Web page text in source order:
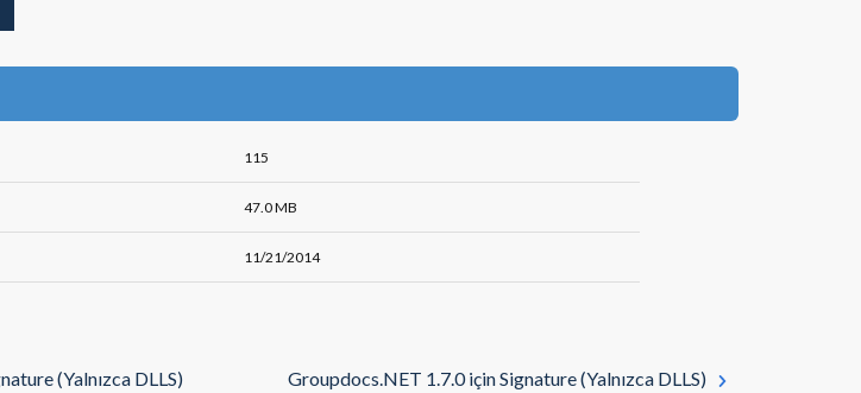
115
47.0 MB
11/21/2014
(Yalnızca DLLS) Groupdocs.NET 1.7.0 için Signature (Yalnızca DLLS)